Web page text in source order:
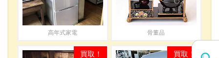
高年式家電 骨董品